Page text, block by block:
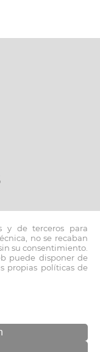
|
|
y de terceros para
no se recaban
su consentimiento.
puede disponer de
propias políticas de